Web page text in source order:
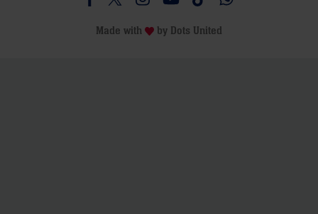
Besucht uns auf Facebook
Besucht uns auf Twitter
Besucht uns auf Instagram
Besucht uns auf Youtube
Besucht uns auf
Besucht uns auf
Made with by Dots United